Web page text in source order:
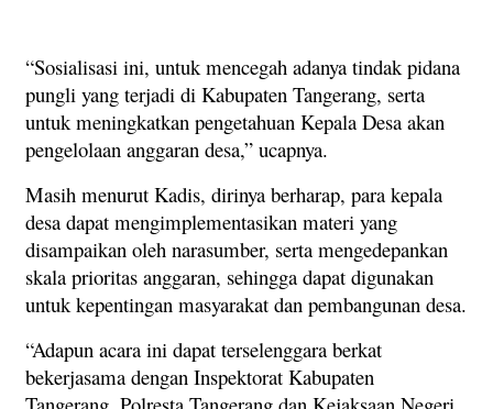
“Sosialisasi ini, untuk mencegah adanya tindak pidana
pungli yang terjadi di Kabupaten Tangerang, serta
untuk meningkatkan pengetahuan Kepala Desa akan
pengelolaan anggaran desa,” ucapnya.
Masih menurut Kadis, dirinya berharap, para kepala
desa dapat mengimplementasikan materi yang
disampaikan oleh narasumber, serta mengedepankan
skala prioritas anggaran, sehingga dapat digunakan
untuk kepentingan masyarakat dan pembangunan desa.
“Adapun acara ini dapat terselenggara berkat
bekerjasama dengan Inspektorat Kabupaten